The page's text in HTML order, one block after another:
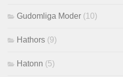
Gudomliga Moder (10)
Hathors (9)
Hatonn (5)